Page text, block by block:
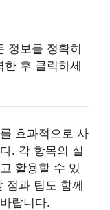
정보를 정확히
한 후 클릭하세
효과적으로 사
. 각 항목의 설
활용할 수 있
점과 팁도 함께
랍니다.